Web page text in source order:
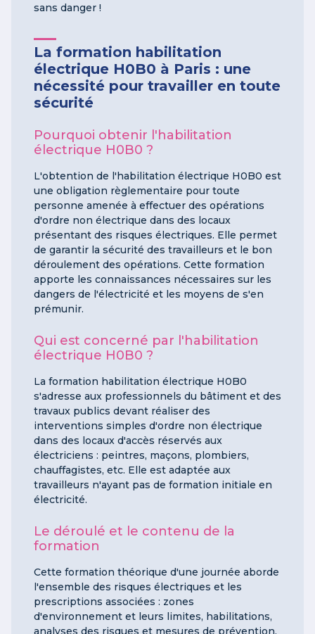
sans danger !
La formation habilitation
électrique H0B0 à Paris : une
nécessité pour travailler en toute
sécurité
Pourquoi obtenir l'habilitation
électrique H0B0 ?
L'obtention de l'habilitation électrique H0B0 est
une obligation règlementaire pour toute
personne amenée à effectuer des opérations
d'ordre non électrique dans des locaux
présentant des risques électriques. Elle permet
de garantir la sécurité des travailleurs et le bon
déroulement des opérations. Cette formation
apporte les connaissances nécessaires sur les
dangers de l'électricité et les moyens de s'en
prémunir.
Qui est concerné par l'habilitation
électrique H0B0 ?
La formation habilitation électrique H0B0
s'adresse aux professionnels du bâtiment et des
travaux publics devant réaliser des
interventions simples d'ordre non électrique
dans des locaux d'accès réservés aux
électriciens : peintres, maçons, plombiers,
chauffagistes, etc. Elle est adaptée aux
travailleurs n'ayant pas de formation initiale en
électricité.
Le déroulé et le contenu de la
formation
Cette formation théorique d'une journée aborde
l'ensemble des risques électriques et les
prescriptions associées : zones
d'environnement et leurs limites, habilitations,
analyses des risques et mesures de prévention.